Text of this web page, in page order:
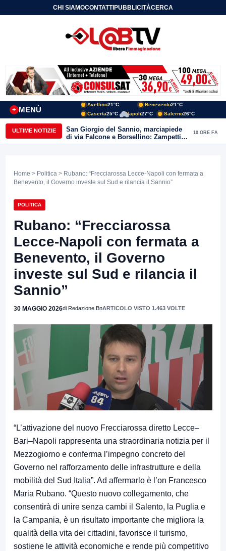
CHI SIAMOCONTATTIPUBBLICITÀCERCA
MENÙ
+
Avellino21°C Benevento21°C
Caserta25°C Napoli27°C Salerno26°C
ULTIME NOTIZIE
San Giorgio del Sannio, marciapiede
di via Falcone e Borsellino: Zampetti e
Lombardi replicano alle polemiche
10 ORE FA
Home > Politica > Rubano: “Frecciarossa Lecce-Napoli con fermata a
Benevento, il Governo investe sul Sud e rilancia il Sannio”
POLITICA
Rubano: “Frecciarossa
Lecce-Napoli con fermata a
Benevento, il Governo
investe sul Sud e rilancia il
Sannio”
30 MAGGIO 2026di Redazione BnARTICOLO VISTO 1.463 VOLTE
“L’attivazione del nuovo Frecciarossa diretto Lecce–
Bari–Napoli rappresenta una straordinaria notizia per il
Mezzogiorno e conferma l’impegno concreto del
Governo nel rafforzamento delle infrastrutture e della
mobilità del Sud Italia”. Ad affermarlo è l’on Francesco
Maria Rubano. “Questo nuovo collegamento, che
consentirà di unire senza cambi il Salento, la Puglia e
la Campania, è un risultato importante che migliora la
qualità della vita dei cittadini, favorisce il turismo,
sostiene le attività economiche e rende più competitivo